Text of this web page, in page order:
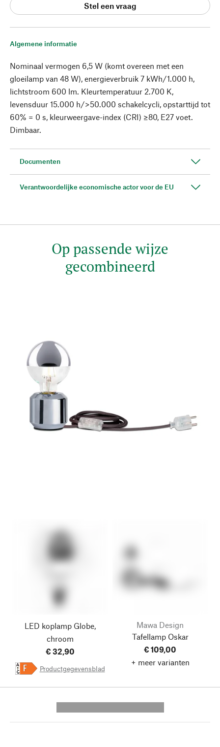
Algemene informatie
Nominaal vermogen 6,5 W (komt overeen met een
gloeilamp van 48 W), energieverbruik 7 kWh/1.000 h,
lichtstroom 600 lm. Kleurtemperatuur 2.700 K,
levensduur 15.000 h/>50.000 schakelcycli, opstarttijd tot
60% = 0 s, kleurweergave-index (CRI) ≥80, E27 voet.
Dimbaar.
Documenten
Verantwoordelijke economische actor voor de EU
Stel een vraag
Op passende wijze
gecombineerd
LED koplamp Globe,
chroom
€ 32,90
F
A
G Productgegevensblad
Mawa Design
Tafellamp Oskar
€ 109,00
+ meer varianten